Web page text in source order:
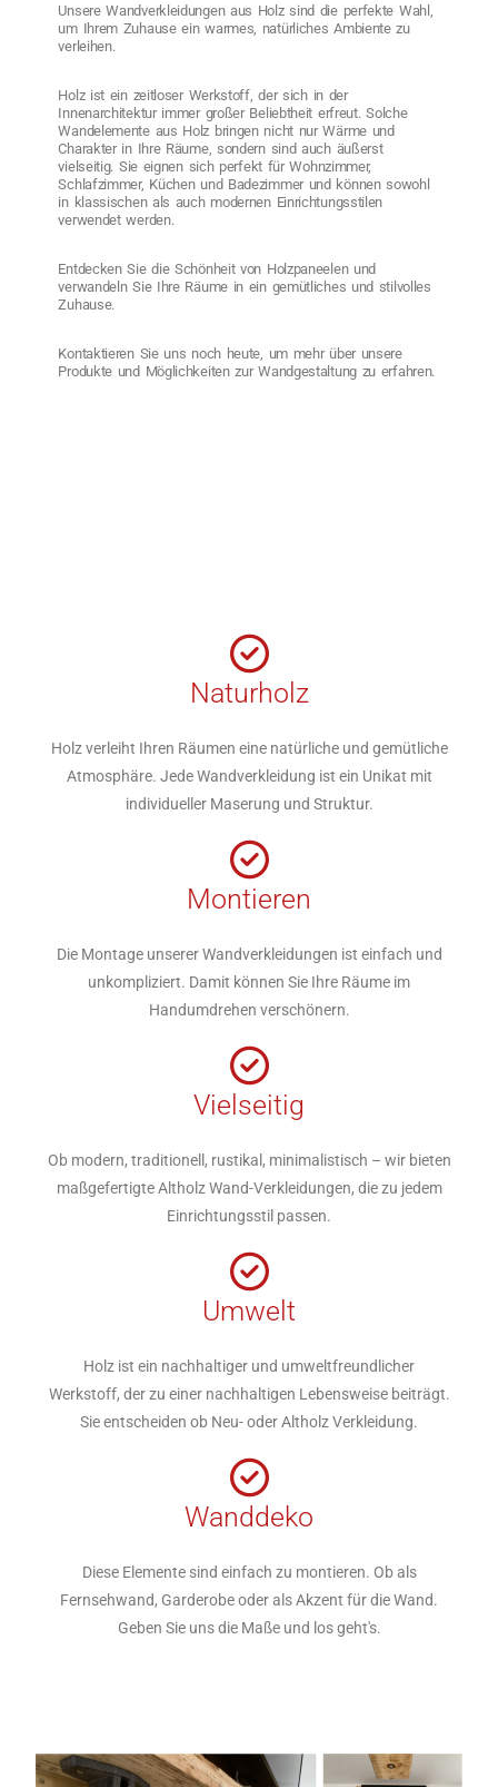
Unsere Wandverkleidungen aus Holz sind die perfekte Wahl,
um Ihrem Zuhause ein warmes, natürliches Ambiente zu
verleihen.
Holz ist ein zeitloser Werkstoff, der sich in der
Innenarchitektur immer großer Beliebtheit erfreut. Solche
Wandelemente aus Holz bringen nicht nur Wärme und
Charakter in Ihre Räume, sondern sind auch äußerst
vielseitig. Sie eignen sich perfekt für Wohnzimmer,
Schlafzimmer, Küchen und Badezimmer und können sowohl
in klassischen als auch modernen Einrichtungsstilen
verwendet werden.
Entdecken Sie die Schönheit von Holzpaneelen und
verwandeln Sie Ihre Räume in ein gemütliches und stilvolles
Zuhause.
Kontaktieren Sie uns noch heute, um mehr über unsere
Produkte und Möglichkeiten zur Wandgestaltung zu erfahren.
Naturholz
Holz verleiht Ihren Räumen eine natürliche und gemütliche
Atmosphäre. Jede Wandverkleidung ist ein Unikat mit
individueller Maserung und Struktur.
Montieren
Die Montage unserer Wandverkleidungen ist einfach und
unkompliziert. Damit können Sie Ihre Räume im
Handumdrehen verschönern.
Vielseitig
Ob modern, traditionell, rustikal, minimalistisch – wir bieten
maßgefertigte Altholz Wand-Verkleidungen, die zu jedem
Einrichtungsstil passen.
Umwelt
Holz ist ein nachhaltiger und umweltfreundlicher
Werkstoff, der zu einer nachhaltigen Lebensweise beiträgt.
Sie entscheiden ob Neu- oder Altholz Verkleidung.
Wanddeko
Diese Elemente sind einfach zu montieren. Ob als
Fernsehwand, Garderobe oder als Akzent für die Wand.
Geben Sie uns die Maße und los geht's.